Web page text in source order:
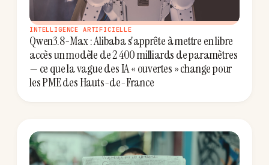
INTELLIGENCE ARTIFICIELLE
Qwen3.8-Max : Alibaba s'apprête à mettre en libre
accès un modèle de 2 400 milliards de paramètres
— ce que la vague des IA « ouvertes » change pour
les PME des Hauts-de-France